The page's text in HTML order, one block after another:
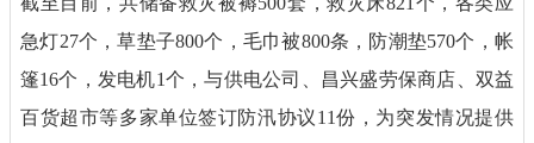
急灯27个，草垫子800个，毛巾被800条，防潮垫570个，帐
篷16个，发电机1个，与供电公司、昌兴盛劳保商店、双益
百货超市等多家单位签订防汛协议11份，为突发情况提供